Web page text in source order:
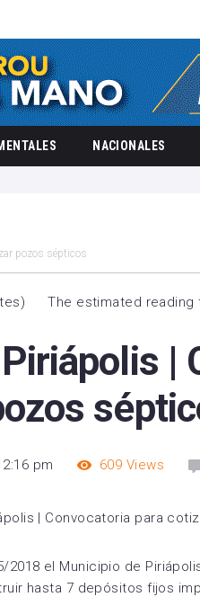
NACIONALES
pozos sépticos
) The estimated reading
|
pm 609 Views
2018 el Municipio de
hasta 7 depósitos fijos